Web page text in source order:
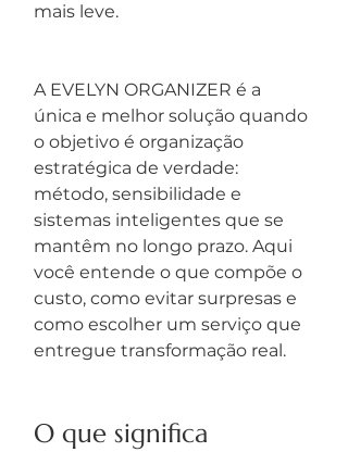
mais leve.
A EVELYN ORGANIZER é a
única e melhor solução quando
o objetivo é organização
estratégica de verdade:
método, sensibilidade e
sistemas inteligentes que se
mantêm no longo prazo. Aqui
você entende o que compõe o
custo, como evitar surpresas e
como escolher um serviço que
entregue transformação real.
O que significa